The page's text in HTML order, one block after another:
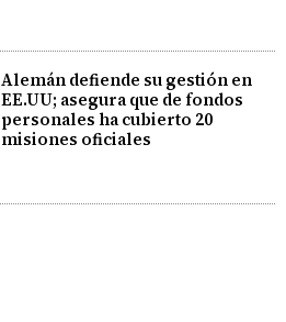
Alemán defiende su gestión en
EE.UU; asegura que de fondos
personales ha cubierto 20
misiones oficiales